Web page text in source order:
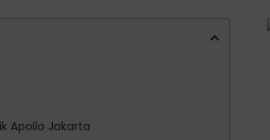
Apollo Jakarta